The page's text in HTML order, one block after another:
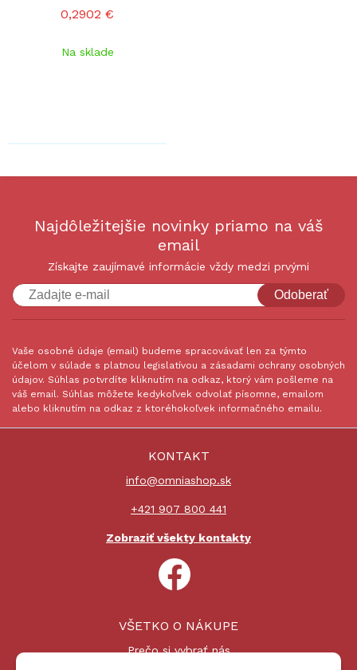
0,2902 €
Na sklade
Najdôležitejšie novinky priamo na váš
email
Získajte zaujímavé informácie vždy medzi prvými
Odoberať
Vaše osobné údaje (email) budeme spracovávať len za týmto
účelom v súlade s platnou legislatívou a zásadami ochrany osobných
údajov. Súhlas potvrdíte kliknutím na odkaz, ktorý vám pošleme na
váš email. Súhlas môžete kedykoľvek odvolať písomne, emailom
alebo kliknutím na odkaz z ktoréhokoľvek informačného emailu.
KONTAKT
info@omniashop.sk
+421 907 800 441
Zobraziť všekty kontakty
VŠETKO O NÁKUPE
Prečo si vybrať nás